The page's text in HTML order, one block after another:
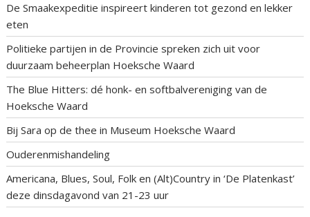
De Smaakexpeditie inspireert kinderen tot gezond en lekker
eten
Politieke partijen in de Provincie spreken zich uit voor
duurzaam beheerplan Hoeksche Waard
The Blue Hitters: dé honk- en softbalvereniging van de
Hoeksche Waard
Bij Sara op de thee in Museum Hoeksche Waard
Ouderenmishandeling
Americana, Blues, Soul, Folk en (Alt)Country in ‘De Platenkast’
deze dinsdagavond van 21-23 uur